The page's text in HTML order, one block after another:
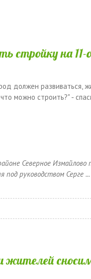
стройку на 11-
должен развиваться,
можно строить?" -
Северное Измайлово
под руководством Серге...
жителей